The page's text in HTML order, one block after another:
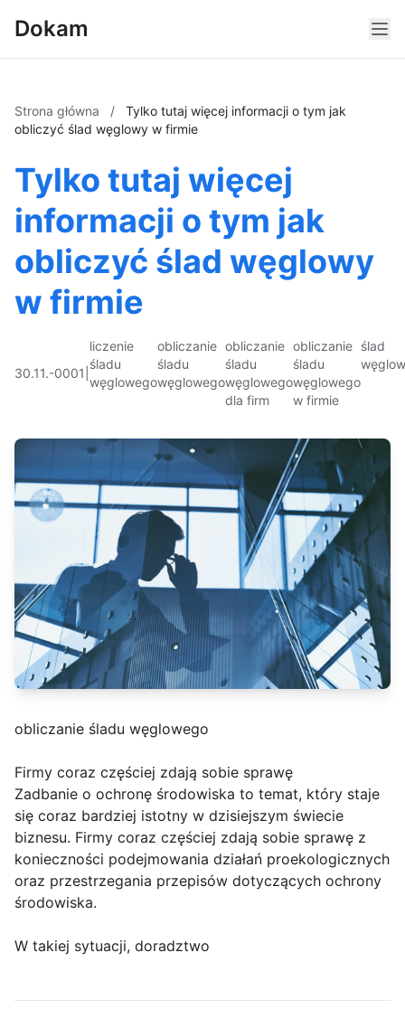
Dokam
Strona główna /
Tylko tutaj więcej informacji o tym jak
obliczyć ślad węglowy w firmie
Tylko tutaj więcej
informacji o tym jak
obliczyć ślad węglowy
w firmie
30.11.-0001
liczenie
śladu
węglowego
obliczanie
śladu
węglowego
obliczanie
śladu
węglowego
dla firm
obliczanie
śladu
węglowego
w firmie
ślad
obliczanie śladu węglowego
Firmy coraz częściej zdają sobie sprawę
Zadbanie o ochronę środowiska to temat, który staje
się coraz bardziej istotny w dzisiejszym świecie
biznesu. Firmy coraz częściej zdają sobie sprawę z
konieczności podejmowania działań proekologicznych
oraz przestrzegania przepisów dotyczących ochrony
środowiska.
W takiej sytuacji, doradztwo